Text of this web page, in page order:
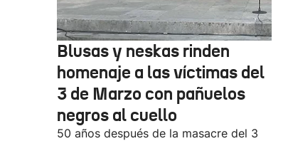
Blusas y neskas rinden
homenaje a las víctimas del
3 de Marzo con pañuelos
negros al cuello
50 años después de la masacre del 3